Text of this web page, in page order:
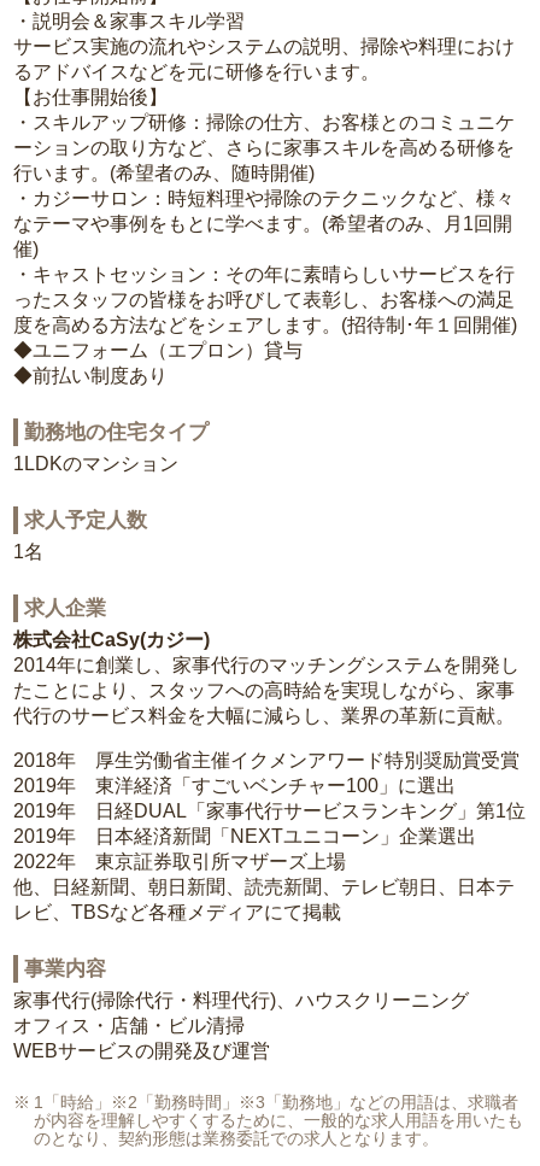
・説明会＆家事スキル学習
サービス実施の流れやシステムの説明、掃除や料理におけ
るアドバイスなどを元に研修を行います。
【お仕事開始後】
・スキルアップ研修：掃除の仕方、お客様とのコミュニケ
ーションの取り方など、さらに家事スキルを高める研修を
行います。(希望者のみ、随時開催)
・カジーサロン：時短料理や掃除のテクニックなど、様々
なテーマや事例をもとに学べます。(希望者のみ、月1回開
催)
・キャストセッション：その年に素晴らしいサービスを行
ったスタッフの皆様をお呼びして表彰し、お客様への満足
度を高める方法などをシェアします。(招待制･年１回開催)
◆ユニフォーム（エプロン）貸与
◆前払い制度あり
勤務地の住宅タイプ
1LDKのマンション
求人予定人数
1名
求人企業
株式会社CaSy(カジー)
2014年に創業し、家事代行のマッチングシステムを開発し
たことにより、スタッフへの高時給を実現しながら、家事
代行のサービス料金を大幅に減らし、業界の革新に貢献。
2018年 厚生労働省主催イクメンアワード特別奨励賞受賞
2019年 東洋経済「すごいベンチャー100」に選出
2019年 日経DUAL「家事代行サービスランキング」第1位
2019年 日本経済新聞「NEXTユニコーン」企業選出
2022年 東京証券取引所マザーズ上場
他、日経新聞、朝日新聞、読売新聞、テレビ朝日、日本テ
レビ、TBSなど各種メディアにて掲載
事業内容
家事代行(掃除代行・料理代行)、ハウスクリーニング
オフィス・店舗・ビル清掃
WEBサービスの開発及び運営
1「時給」※2「勤務時間」※3「勤務地」などの用語は、求職者
が内容を理解しやすくするために、一般的な求人用語を用いたも
のとなり、契約形態は業務委託での求人となります。